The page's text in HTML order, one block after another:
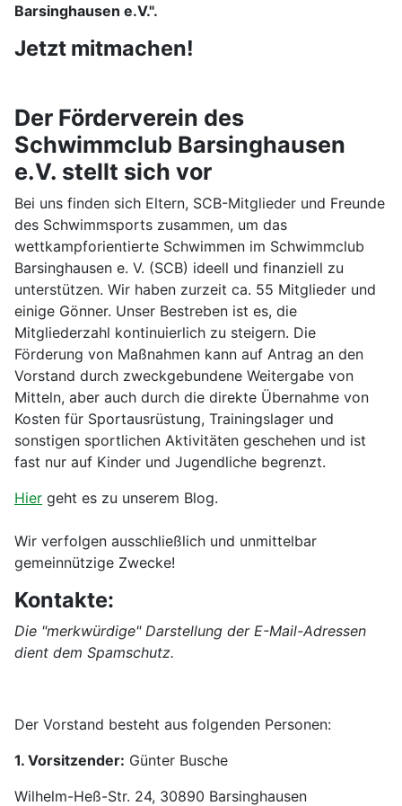
Barsinghausen e.V.".
Jetzt mitmachen!
Der Förderverein des
Schwimmclub Barsinghausen
e.V. stellt sich vor
Bei uns finden sich Eltern, SCB-Mitglieder und Freunde
des Schwimmsports zusammen, um das
wettkampforientierte Schwimmen im Schwimmclub
Barsinghausen e. V. (SCB) ideell und finanziell zu
unterstützen. Wir haben zurzeit ca. 55 Mitglieder und
einige Gönner. Unser Bestreben ist es, die
Mitgliederzahl kontinuierlich zu steigern. Die
Förderung von Maßnahmen kann auf Antrag an den
Vorstand durch zweckgebundene Weitergabe von
Mitteln, aber auch durch die direkte Übernahme von
Kosten für Sportausrüstung, Trainingslager und
sonstigen sportlichen Aktivitäten geschehen und ist
fast nur auf Kinder und Jugendliche begrenzt.
Hier geht es zu unserem Blog.
Wir verfolgen ausschließlich und unmittelbar
gemeinnützige Zwecke!
Kontakte:
Die "merkwürdige" Darstellung der E-Mail-Adressen
dient dem Spamschutz.
Der Vorstand besteht aus folgenden Personen:
1. Vorsitzender: Günter Busche
Wilhelm-Heß-Str. 24, 30890 Barsinghausen